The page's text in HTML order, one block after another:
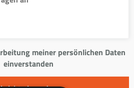
meiner persönlichen Daten
einverstanden